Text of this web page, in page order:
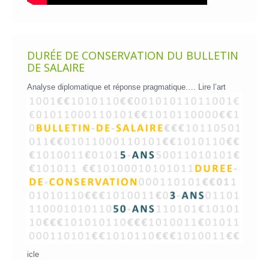
DURÉE DE CONSERVATION DU BULLETIN
DE SALAIRE
Analyse diplomatique et réponse pragmatique…. Lire l’art
icle